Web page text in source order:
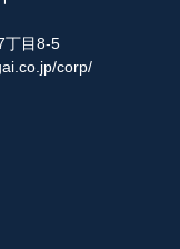
丁目8-5
corp/